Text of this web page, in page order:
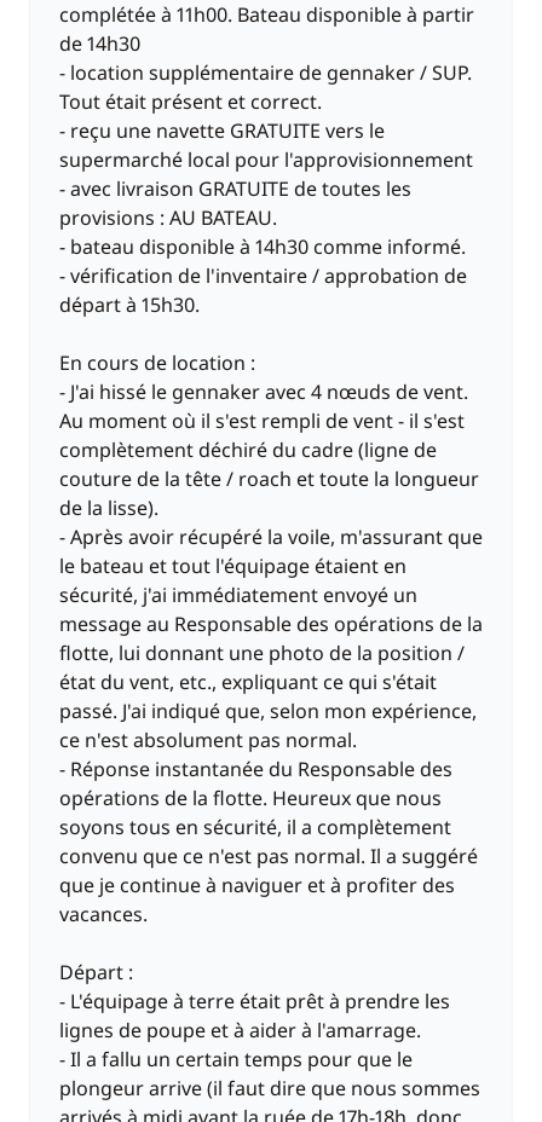
complétée à 11h00. Bateau disponible à partir
de 14h30
- location supplémentaire de gennaker / SUP.
Tout était présent et correct.
- reçu une navette GRATUITE vers le
supermarché local pour l'approvisionnement
- avec livraison GRATUITE de toutes les
provisions : AU BATEAU.
- bateau disponible à 14h30 comme informé.
- vérification de l'inventaire / approbation de
départ à 15h30.
En cours de location :
- J'ai hissé le gennaker avec 4 nœuds de vent.
Au moment où il s'est rempli de vent - il s'est
complètement déchiré du cadre (ligne de
couture de la tête / roach et toute la longueur
de la lisse).
- Après avoir récupéré la voile, m'assurant que
le bateau et tout l'équipage étaient en
sécurité, j'ai immédiatement envoyé un
message au Responsable des opérations de la
flotte, lui donnant une photo de la position /
état du vent, etc., expliquant ce qui s'était
passé. J'ai indiqué que, selon mon expérience,
ce n'est absolument pas normal.
- Réponse instantanée du Responsable des
opérations de la flotte. Heureux que nous
soyons tous en sécurité, il a complètement
convenu que ce n'est pas normal. Il a suggéré
que je continue à naviguer et à profiter des
vacances.
Départ :
- L'équipage à terre était prêt à prendre les
lignes de poupe et à aider à l'amarrage.
- Il a fallu un certain temps pour que le
plongeur arrive (il faut dire que nous sommes